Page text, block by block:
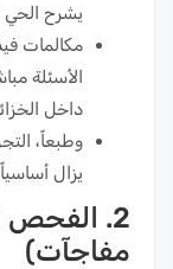
يشرح الحي
مكالمات
الأسئلة
داخل
يزال
2. الفحص
مفاجآت)